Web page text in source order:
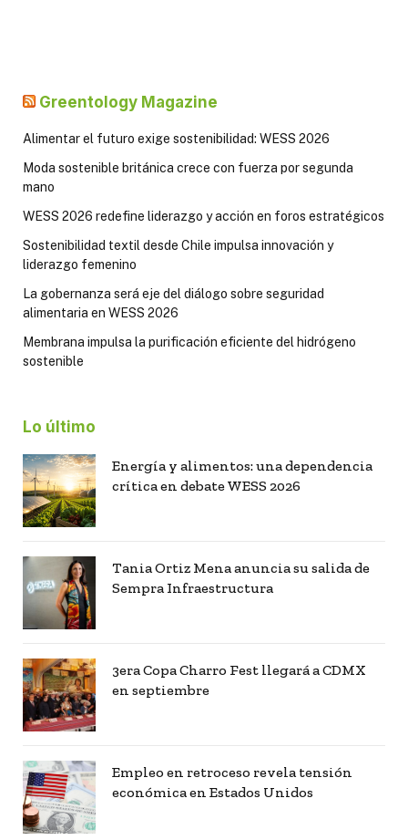
Greentology Magazine
Alimentar el futuro exige sostenibilidad: WESS 2026
Moda sostenible británica crece con fuerza por segunda
mano
WESS 2026 redefine liderazgo y acción en foros estratégicos
Sostenibilidad textil desde Chile impulsa innovación y
liderazgo femenino
La gobernanza será eje del diálogo sobre seguridad
alimentaria en WESS 2026
Membrana impulsa la purificación eficiente del hidrógeno
sostenible
Lo último
Energía y alimentos: una dependencia
crítica en debate WESS 2026
Tania Ortiz Mena anuncia su salida de
Sempra Infraestructura
3era Copa Charro Fest llegará a CDMX
en septiembre
Empleo en retroceso revela tensión
económica en Estados Unidos